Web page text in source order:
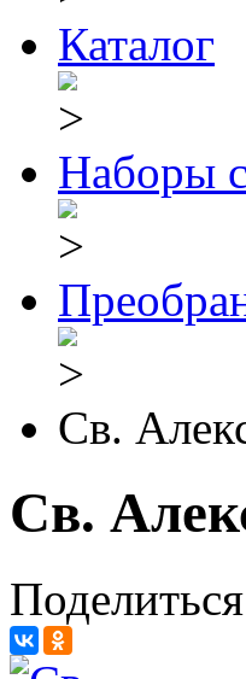
Каталог
Наборы
Св.
Св.